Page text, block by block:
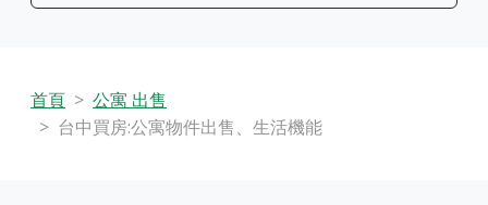
首頁
公寓 出售
台中買房:公寓物件出售、生活機能